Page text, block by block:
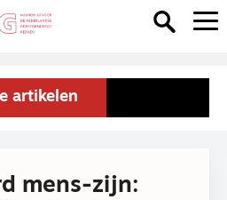
artikelen
mens-zijn: